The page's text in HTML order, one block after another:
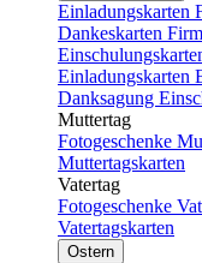
Einladungskarten
Dankeskarten
Einladungskarten
Danksagung
Muttertag
Fotogeschenke
Muttertagskarten
Vatertag
Fotogeschenke
Vatertagskarten
Ostern